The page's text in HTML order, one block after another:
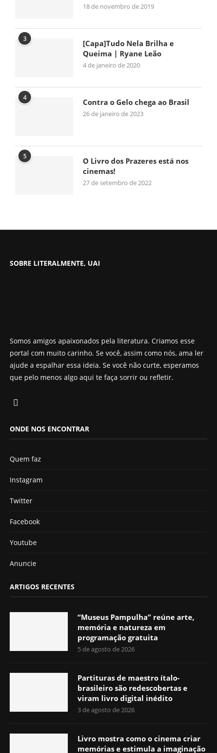
18 de novembro de 2019
3
[Capa]Tudo Nela Brilha e
Queima | Ryane Leão
4 de janeiro de 2020
4 Contra o Gelo chega ao Brasil
26 de janeiro de 2023
5
O Livro dos Prazeres está nos
cinemas!
27 de setembro de 2022
SOBRE LITERALMENTE, UAI
Somos amigos apaixonados pela literatura. Criamos esse
portal com muito carinho. Se você, assim como nós, ama ler
ajude a espalhar essa ideia. Se você não curte, esperamos
que pelo menos algo aqui te faça sorrir ou refletir.
ONDE NOS ENCONTRAR
Quem faz
Instagram
Twitter
Facebook
Youtube
Anuncie
ARTIGOS RECENTES
“Museus Pampulha” reúne arte,
memória e natureza em
programação gratuita
5 de agosto de 2026
Partituras de maestro ítalo-
brasileiro são redescobertas e
viram livro digital inédito
3 de agosto de 2026
Livro mostra como o cinema criar
memórias e estimula a imaginação